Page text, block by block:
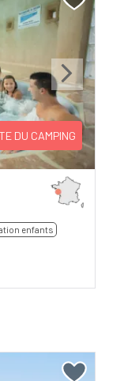
Next
DU CAMPING
enfants